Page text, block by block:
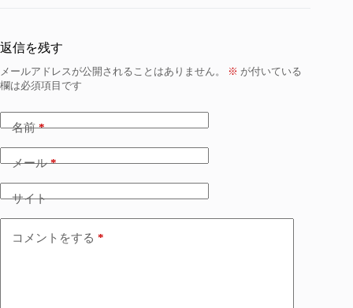
返信を残す
メールアドレスが公開されることはありません。 ※ が付いている
欄は必須項目です
名前*
メール*
サイト
コメントをする *